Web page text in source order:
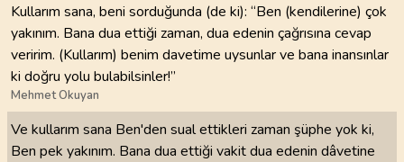
Kullarım sana, beni sorduğunda (de ki): “Ben (kendilerine) çok
yakınım. Bana dua ettiği zaman, dua edenin çağrısına cevap
veririm. (Kullarım) benim davetime uysunlar ve bana inansınlar
ki doğru yolu bulabilsinler!”
Mehmet Okuyan
Ve kullarım sana Ben'den sual ettikleri zaman şüphe yok ki,
Ben pek yakınım. Bana dua ettiği vakit dua edenin dâvetine